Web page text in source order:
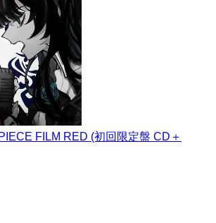
FILM RED (初回限定盤 CD＋